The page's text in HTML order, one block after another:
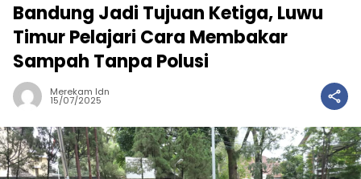
Bandung Jadi Tujuan Ketiga, Luwu
Timur Pelajari Cara Membakar
Sampah Tanpa Polusi
Merekam Idn
15/07/2025